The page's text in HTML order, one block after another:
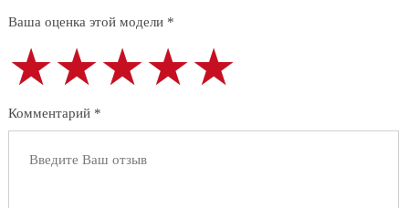
Ваша оценка этой модели *
★★★★★
★★★★★
★★★★★
Комментарий *